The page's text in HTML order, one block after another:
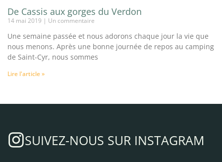
De Cassis aux gorges du Verdon
14 mai 2019 Un commentaire
Une semaine passée et nous adorons chaque jour la vie que
nous menons. Après une bonne journée de repos au camping
de Saint-Cyr, nous sommes
Lire l'article »
SUIVEZ-NOUS SUR INSTAGRAM